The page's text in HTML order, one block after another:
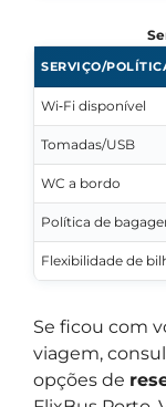
SERVIÇO/
Wi‑Fi disponível
Tomadas/USB
WC a bordo
Política de
Flexibilidade de
Se ficou com
viagem,
opções de